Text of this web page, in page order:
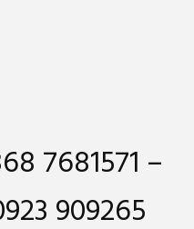
7681571 –
909265